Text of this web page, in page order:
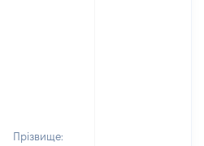
Прізвище: